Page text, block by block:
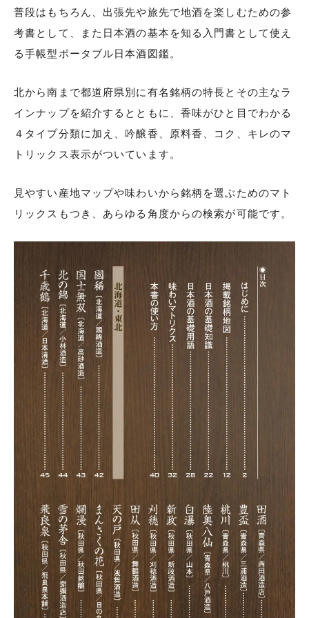
普段はもちろん、出張先や旅先で地酒を楽しむための参
考書として、また日本酒の基本を知る入門書として使え
る手帳型ポータブル日本酒図鑑。
北から南まで都道府県別に有名銘柄の特長とその主なラ
インナップを紹介するとともに、香味がひと目でわかる
４タイプ分類に加え、吟醸香、原料香、コク、キレのマ
トリックス表示がついています。
見やすい産地マップや味わいから銘柄を選ぶためのマト
リックスもつき、あらゆる角度からの検索が可能です。